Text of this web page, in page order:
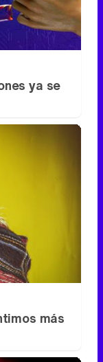
ya se
más